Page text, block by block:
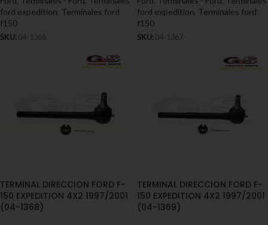
ford expedition Terminales ford
f150
SKU: 04-1366
ford expedition Terminales ford
f150
SKU: 04-1367
TERMINAL DIRECCION FORD F-
150 EXPEDITION 4X2 1997/2001
(04-1368)
TERMINAL DIRECCION FORD F-
150 EXPEDITION 4X2 1997/2001
(04-1369)